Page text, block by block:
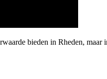
bieden in Rheden,